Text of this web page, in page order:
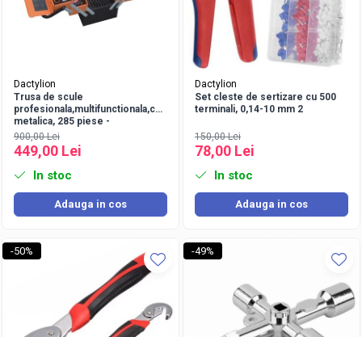
Dactylion
Trusa de scule
profesionala,multifunctionala,cutie
metalica, 285 piese -
Negru/Portocaliu
900,00 Lei
449,00 Lei
In stoc
Adauga in cos
Dactylion
Set cleste de sertizare cu 500
terminali, 0,14-10 mm 2
150,00 Lei
78,00 Lei
In stoc
Adauga in cos
-50% -49%